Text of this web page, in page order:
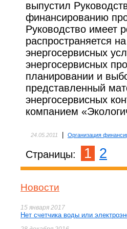
выпустил
финансированию
Руководство имеет
распространяется
энергосервисных
энергосервисных
планировании и
представленный
энергосервисных
компанием
24.05.2011 | Организация
Страницы: 1 2
Новости
15 января 2017
Нет счетчика воды или